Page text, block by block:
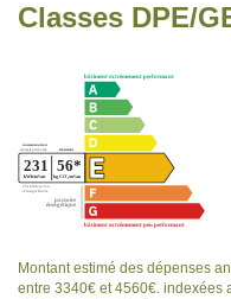
Classes DPE/
Montant estimé des dépenses
entre 3340€ et 4560€. indexées